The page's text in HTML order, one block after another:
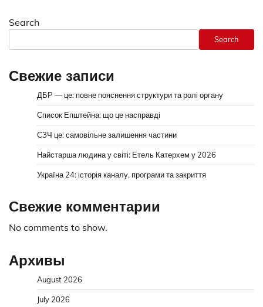
Search
Search
Свежие записи
ДБР — це: повне пояснення структури та ролі органу
Список Епштейна: що це насправді
СЗЧ це: самовільне залишення частини
Найстарша людина у світі: Етель Катерхем у 2026
Україна 24: історія каналу, програми та закриття
Свежие комментарии
No comments to show.
Архивы
August 2026
July 2026